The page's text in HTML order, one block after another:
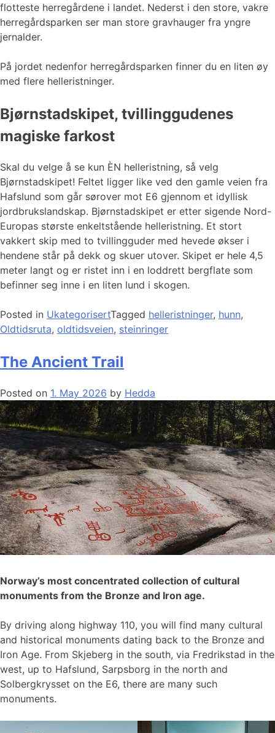
flotteste herregårdene i landet. Nederst i den store, vakre
herregårdsparken ser man store gravhauger fra yngre
jernalder.
På jordet nedenfor herregårdsparken finner du en liten øy
med flere helleristninger.
Bjørnstadskipet, tvillinggudenes
magiske farkost
Skal du velge å se kun ÈN helleristning, så velg
Bjørnstadskipet! Feltet ligger like ved den gamle veien fra
Hafslund som går sørover mot E6 gjennom et idyllisk
jordbrukslandskap. Bjørnstadskipet er etter sigende Nord-
Europas største enkeltstående helleristning. Et stort
vakkert skip med to tvillingguder med hevede økser i
hendene står på dekk og skuer utover. Skipet er hele 4,5
meter langt og er ristet inn i en loddrett bergflate som
befinner seg inne i en liten lund i skogen.
Posted in UkategorisertTagged helleristninger, hunn,
Oldtidsruta, oldtidsveien, steinringer
The Ancient Trail
Posted on 1. May 2026 by Hedda
Norway’s most concentrated collection of cultural
monuments from the Bronze and Iron age.
By driving along highway 110, you will find many cultural
and historical monuments dating back to the Bronze and
Iron Age. From Skjeberg in the south, via Fredrikstad in the
west, up to Hafslund, Sarpsborg in the north and
Solbergkrysset on the E6, there are many such
monuments.